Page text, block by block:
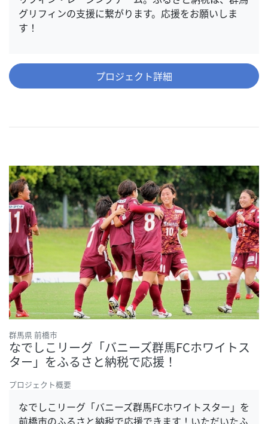
グリフィンの支援に繋がります。応援をお願いしま
す！
プロジェクト詳細
群馬県 前橋市
なでしこリーグ「バニーズ群馬FCホワイトス
ター」をふるさと納税で応援！
プロジェクト概要
なでしこリーグ「バニーズ群馬FCホワイトスター」を
前橋市のふるさと納税で応援できます！いただいたふ